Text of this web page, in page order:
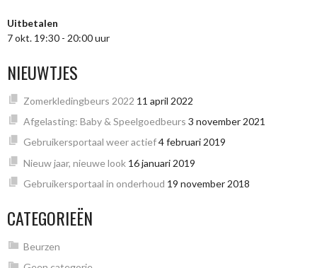
Uitbetalen
7 okt. 19:30 - 20:00 uur
NIEUWTJES
Zomerkledingbeurs 2022 11 april 2022
Afgelasting: Baby & Speelgoedbeurs 3 november 2021
Gebruikersportaal weer actief4 februari 2019
Nieuw jaar, nieuwe look 16 januari 2019
Gebruikersportaal in onderhoud 19 november 2018
CATEGORIEËN
Beurzen